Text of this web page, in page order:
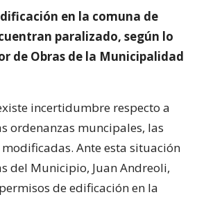
en la comuna de
paralizado, según lo
de Obras de la Municipalidad
incertidumbre respecto a
ordenanzas muncipales, las
Ante esta situación
del Municipio, Juan Andreoli,
de edificación en la